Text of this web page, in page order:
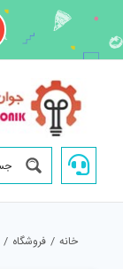
content
خانه / فروشگاه /